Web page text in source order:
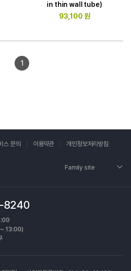
in thin wall tube)
93,100 원
1
스 문의 이용약관 개인정보처리방침
Family site
8240
~ 13:00)